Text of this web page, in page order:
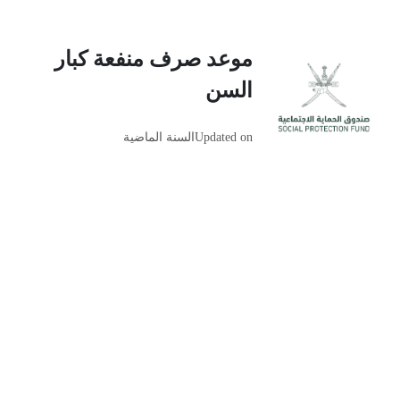
موعد صرف منفعة كبار
السن
Updated on السنة الماضية